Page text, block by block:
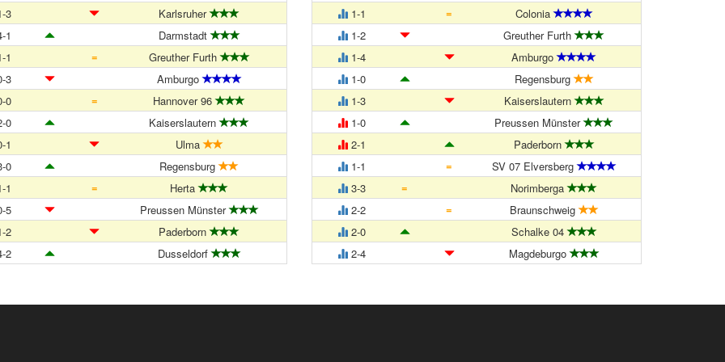
3
Karlsruher
1
Darmstadt
1
=
Greuther Furth
3
Amburgo
0
=
Hannover 96
0
Kaiserslautern
1
Ulma
0
Regensburg
1
=
Herta
5
Preussen Münster
2
Paderborn
2
Dusseldorf
1-1
=
Colonia
1-2
Greuther Furth
1-4
Amburgo
1-0
Regensburg
1-3
Kaiserslautern
1-0
Preussen Münster
2-1
Paderborn
1-1
=
SV 07 Elversberg
3-3
=
Norimberga
2-2
=
Braunschweig
2-0
Schalke 04
2-4
Magdeburgo